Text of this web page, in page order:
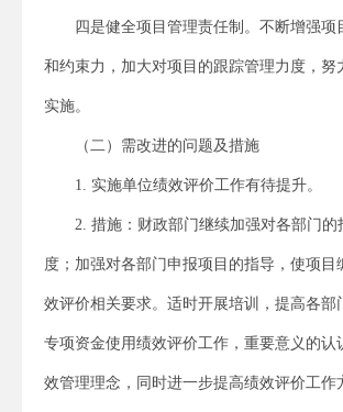
四是健全项目管理责任制。不断增强项
和约束力，加大对项目的跟踪管理力度，努
实施。
（二）需改进的问题及措施
1. 实施单位绩效评价工作有待提升。
2. 措施：财政部门继续加强对各部门的
度；加强对各部门申报项目的指导，使项目
效评价相关要求。适时开展培训，提高各部
专项资金使用绩效评价工作，重要意义的认
效管理理念，同时进一步提高绩效评价工作